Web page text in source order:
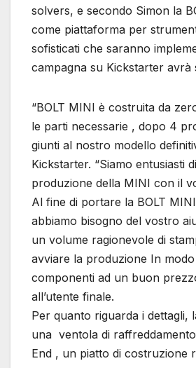
solvers, e secondo Simon la
come piattaforma per
sofisticati che saranno
campagna su Kickstarter avrà
“BOLT MINI è costruita da
le parti necessarie , dopo 4
giunti al nostro modello
Kickstarter. “Siamo entusiasti
produzione della MINI con il
Al fine di portare la BOLT
abbiamo bisogno del vostro
un volume ragionevole di
avviare la produzione In
componenti ad un buon
all’utente finale.
Per quanto riguarda i dettagli,
una ventola di
End , un piatto di costruzione